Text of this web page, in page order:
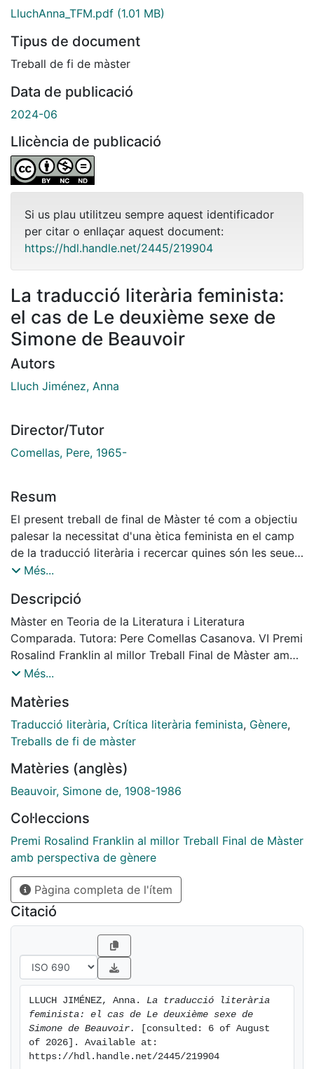
LluchAnna_TFM.pdf (1.01 MB)
Tipus de document
Treball de fi de màster
Data de publicació
2024-06
Llicència de publicació
Si us plau utilitzeu sempre aquest identificador
per citar o enllaçar aquest document:
https://hdl.handle.net/2445/219904
La traducció literària feminista:
el cas de Le deuxième sexe de
Simone de Beauvoir
Autors
Lluch Jiménez, Anna
Director/Tutor
Comellas, Pere, 1965-
Resum
El present treball de final de Màster té com a objectiu
palesar la necessitat d'una ètica feminista en el camp
de la traducció literària i recercar quines són les seues
estratègies. Amb aquesta finalitat, es ressegueixen les
darreres dècades i es desmantellen els conceptes
d'equivalència, fidelitat i objectivitat per a transcendir
les perspectives tradicionals i arribar fins a la
desconstrucció i a la traducció feminista, emmarcades
en la tercera etapa dels estudis de traducció segons la
metodologia emprada es basa en la comparació
tripartida de Le deuxième sexe de Simone de Beauvoir
en la versió original francesa (TO), la primera
(TM1) i la retraducció a l'anglés realitzada arran de la
crítica de l'escola feminista (TM2). Mitjançant aquesta
s'evidencia la mancança d'una ètica de traducció que
es distancie del biaix heteropatriarcal i es proposen,
d'una banda, estratègies macro i microtextuals de
altra, una deontologia de traducció feminista que
incloga les últimes aportacions de la teoria queer i
dels estudis postcolonials. Amb tot plegat, aquest
treball pretén ser un punt de fuga entre els estudis de
teoria literària, els de traductologia i els de gènere,
fent una contribució a la branca de la traducció
literària feminista.
Més...
Descripció
Màster en Teoria de la Literatura i Literatura
Comparada. Tutora: Pere Comellas Casanova. VI Premi
Rosalind Franklin al millor Treball Final de Màster amb
perspectiva de gènere de la Universitat de Barcelona,
Més...
Matèries
Traducció literària, Crítica literària feminista, Gènere,
Treballs de fi de màster
Matèries (anglès)
Beauvoir, Simone de, 1908-1986
Col·leccions
Premi Rosalind Franklin al millor Treball Final de Màster
amb perspectiva de gènere
Pàgina completa de l'ítem
Citació
LLUCH JIMÉNEZ, Anna. La traducció literària
feminista: el cas de Le deuxième sexe de
Simone de Beauvoir.
[consulted: 6 of August
of 2026]. Available at:
https://hdl.handle.net/2445/219904